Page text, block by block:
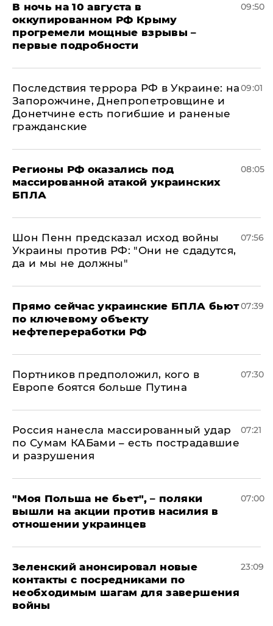
В ночь на 10 августа в
оккупированном РФ Крыму
прогремели мощные взрывы –
первые подробности
09:50
Последствия террора РФ в Украине: на
Запорожчине, Днепропетровщине и
Донетчине есть погибшие и раненые
гражданские
09:01
Регионы РФ оказались под
массированной атакой украинских
БПЛА
08:05
Шон Пенн предсказал исход войны
Украины против РФ: "Они не сдадутся,
да и мы не должны"
07:56
Прямо сейчас украинские БПЛА бьют
по ключевому объекту
нефтепереработки РФ
07:39
Портников предположил, кого в
Европе боятся больше Путина
07:30
Россия нанесла массированный удар
по Сумам КАБами – есть пострадавшие
и разрушения
07:21
"Моя Польша не бьет", – поляки
вышли на акции против насилия в
отношении украинцев
07:00
Зеленский анонсировал новые
контакты с посредниками по
необходимым шагам для завершения
войны
23:09